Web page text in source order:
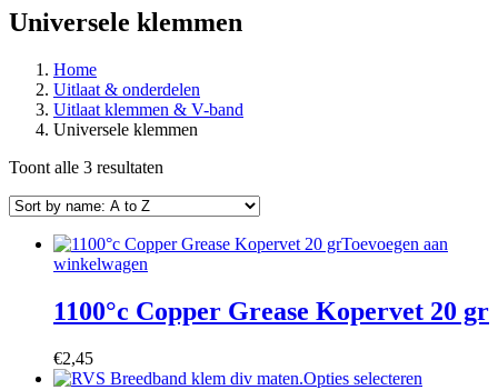
Universele klemmen
Home
Uitlaat & onderdelen
Uitlaat klemmen & V-band
Universele klemmen
Toont alle 3 resultaten
Toevoegen aan
winkelwagen
1100°c Copper Grease Kopervet 20 gr
€2,45
Opties selecteren